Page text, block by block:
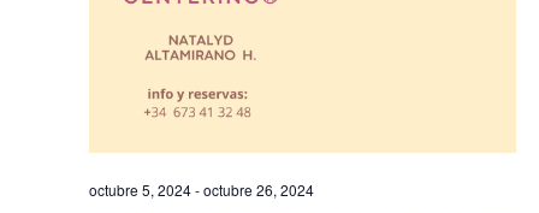
octubre 5, 2024-octubre 26, 2024